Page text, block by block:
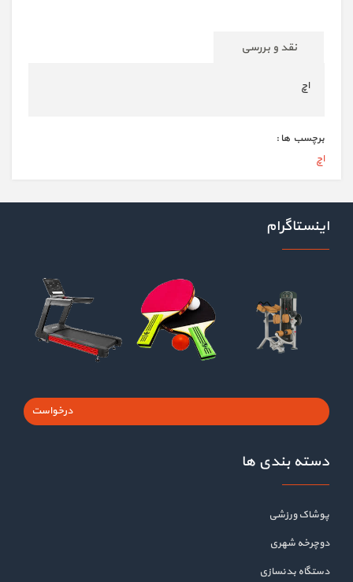
نقد و بررسی
اچ
برچسب ها :
اچ
اینستاگرام
درخواست
دسته بندی ها
پوشاک ورزشی
دوچرخه شهری
دستگاه بدنسازی